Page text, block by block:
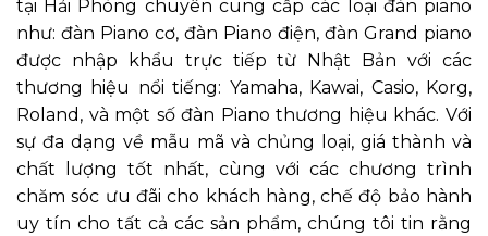
tại Hải Phòng chuyên cung cấp các loại đàn piano
như: đàn Piano cơ, đàn Piano điện, đàn Grand piano
được nhập khẩu trực tiếp từ Nhật Bản với các
thương hiệu nổi tiếng: Yamaha, Kawai, Casio, Korg,
Roland, và một số đàn Piano thương hiệu khác. Với
sự đa dạng về mẫu mã và chủng loại, giá thành và
chất lượng tốt nhất, cùng với các chương trình
chăm sóc ưu đãi cho khách hàng, chế độ bảo hành
uy tín cho tất cả các sản phẩm, chúng tôi tin rằng